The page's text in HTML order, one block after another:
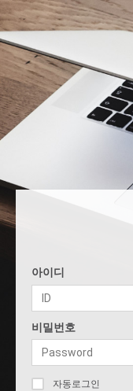
아이디
비밀번호
자동로그인